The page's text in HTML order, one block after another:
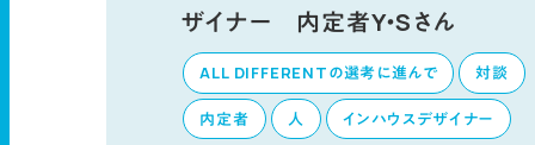
ザイナー 内定者Y・Sさん
ALL DIFFERENTの選考に進んで 対談
内定者 人 インハウスデザイナー